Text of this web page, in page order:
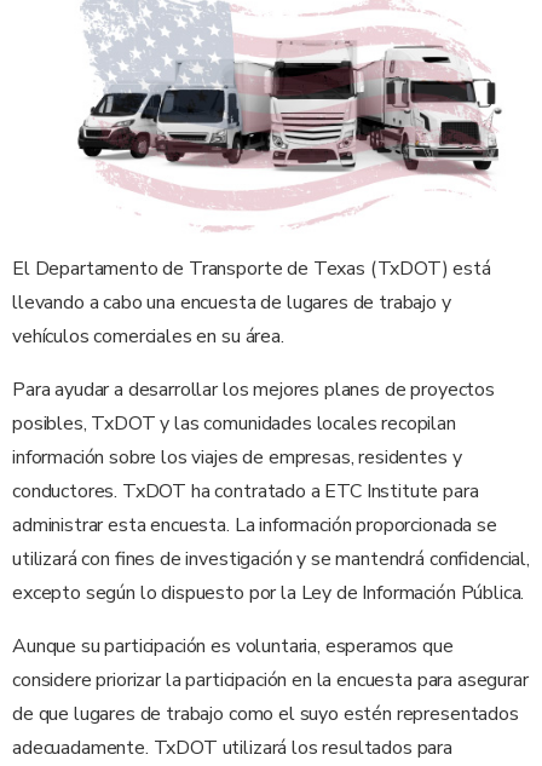
El Departamento de Transporte de Texas (TxDOT) está
llevando a cabo una encuesta de lugares de trabajo y
vehículos comerciales en su área.
Para ayudar a desarrollar los mejores planes de proyectos
posibles, TxDOT y las comunidades locales recopilan
información sobre los viajes de empresas, residentes y
conductores. TxDOT ha contratado a ETC Institute para
administrar esta encuesta. La información proporcionada se
utilizará con fines de investigación y se mantendrá confidencial,
excepto según lo dispuesto por la Ley de Información Pública.
Aunque su participación es voluntaria, esperamos que
considere priorizar la participación en la encuesta para asegurar
de que lugares de trabajo como el suyo estén representados
adecuadamente. TxDOT utilizará los resultados para